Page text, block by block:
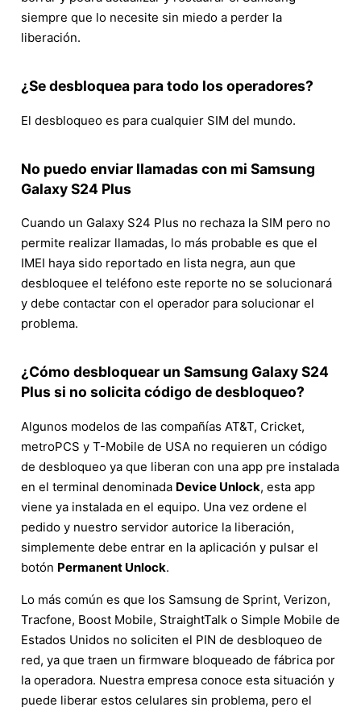
siempre que lo necesite sin miedo a perder la
liberación.
¿Se desbloquea para todo los operadores?
El desbloqueo es para cualquier SIM del mundo.
No puedo enviar llamadas con mi Samsung
Galaxy S24 Plus
Cuando un Galaxy S24 Plus no rechaza la SIM pero no
permite realizar llamadas, lo más probable es que el
IMEI haya sido reportado en lista negra, aun que
desbloquee el teléfono este reporte no se solucionará
y debe contactar con el operador para solucionar el
problema.
¿Cómo desbloquear un Samsung Galaxy S24
Plus si no solicita código de desbloqueo?
Algunos modelos de las compañías AT&T, Cricket,
metroPCS y T-Mobile de USA no requieren un código
de desbloqueo ya que liberan con una app pre instalada
en el terminal denominada Device Unlock, esta app
viene ya instalada en el equipo. Una vez ordene el
pedido y nuestro servidor autorice la liberación,
simplemente debe entrar en la aplicación y pulsar el
botón Permanent Unlock.
Lo más común es que los Samsung de Sprint, Verizon,
Tracfone, Boost Mobile, StraightTalk o Simple Mobile de
Estados Unidos no soliciten el PIN de desbloqueo de
red, ya que traen un firmware bloqueado de fábrica por
la operadora. Nuestra empresa conoce esta situación y
puede liberar estos celulares sin problema, pero el